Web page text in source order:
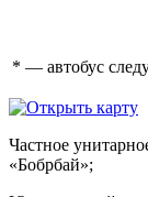
* — автобус
Частное
«Бобрбай»;